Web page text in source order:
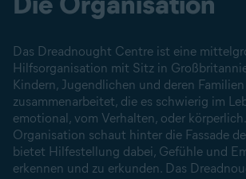
Das Dreadnought Centre ist eine
Hilfsorganisation mit Sitz in
Kindern, Jugendlichen und deren Familien
zusammenarbeitet, die es schwierig im
emotional, vom Verhalten, oder
Organisation schaut hinter die Fassade
bietet Hilfestellung dabei, Gefühle und
erkennen und zu erkunden. Das